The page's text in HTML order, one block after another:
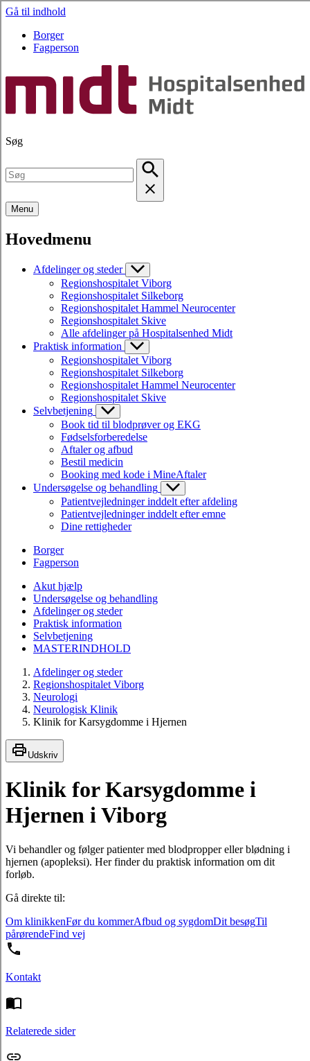
Gå til indhold
Borger
Fagperson
Søg
Menu
Hovedmenu
Afdelinger og steder
Regionshospitalet Viborg
Regionshospitalet Silkeborg
Regionshospitalet Hammel Neurocenter
Regionshospitalet Skive
Alle afdelinger på Hospitalsenhed Midt
Praktisk information
Regionshospitalet Viborg
Regionshospitalet Silkeborg
Regionshospitalet Hammel Neurocenter
Regionshospitalet Skive
Selvbetjening
Book tid til blodprøver og EKG
Fødselsforberedelse
Aftaler og afbud
Bestil medicin
Booking med kode i MineAftaler
Undersøgelse og behandling
Patientvejledninger inddelt efter afdeling
Patientvejledninger inddelt efter emne
Dine rettigheder
Borger
Fagperson
Akut hjælp
Undersøgelse og behandling
Afdelinger og steder
Praktisk information
Selvbetjening
MASTERINDHOLD
Afdelinger og steder
Regionshospitalet Viborg
Neurologi
Neurologisk Klinik
Klinik for Karsygdomme i Hjernen
Udskriv
Klinik for Karsygdomme i
Hjernen i Viborg
Vi behandler og følger patienter med blodpropper eller blødning i
hjernen (apopleksi). Her finder du praktisk information om dit
forløb.
Gå direkte til:
Om klinikkenFør du kommerAfbud og sygdomDit besøgTil
pårørendeFind vej
Kontakt
Relaterede sider